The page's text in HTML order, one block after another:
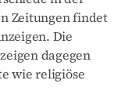
Zeitungen findet
Die
dagegen
wie religiöse